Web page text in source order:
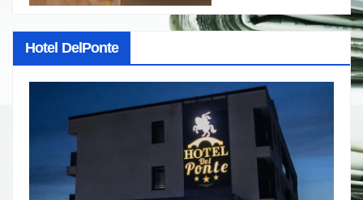
Hotel DelPonte